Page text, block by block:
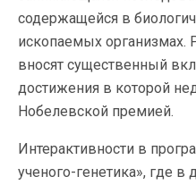
содержащейся в
ископаемых организмах.
вносят существенный
достижения в которой
Нобелевской премией.
Интерактивности в
ученого-генетика», где в